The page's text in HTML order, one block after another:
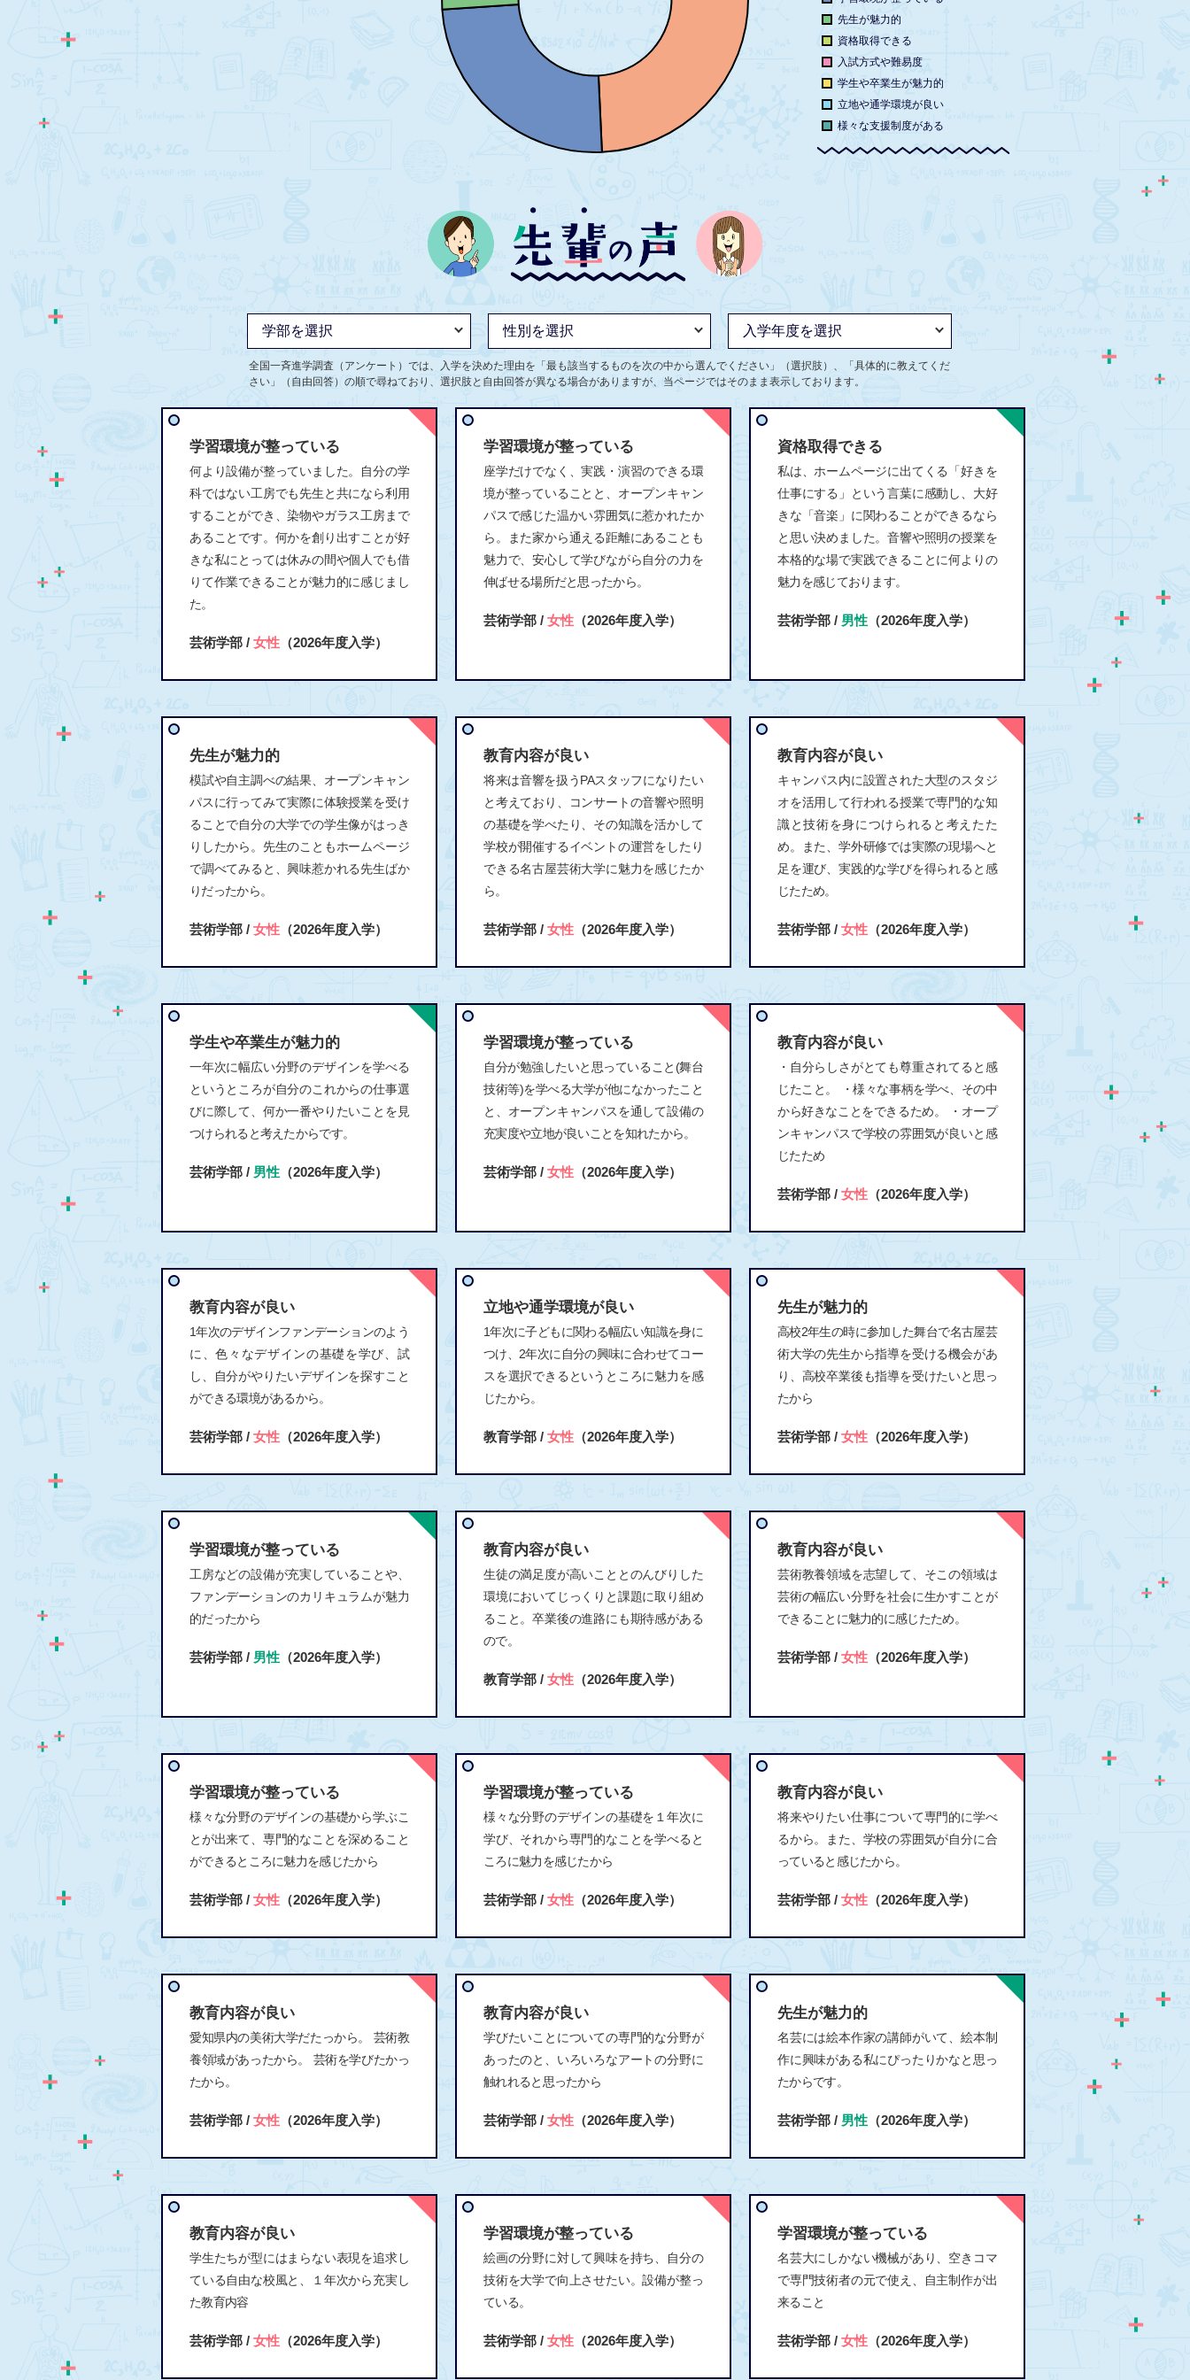
先生が魅力的
資格取得できる
入試方式や難易度
学生や卒業生が魅力的
立地や通学環境が良い
様々な支援制度がある
全国一斉進学調査（アンケート）では、入学を決めた理由を「最も該当するものを次の中から選んでください」（選択肢）、「具体的に教えてくだ
さい」（自由回答）の順で尋ねており、選択肢と自由回答が異なる場合がありますが、当ページではそのまま表示しております。
学習環境が整っている
何より設備が整っていました。自分の学
科ではない工房でも先生と共になら利用
することができ、染物やガラス工房まで
あることです。何かを創り出すことが好
きな私にとっては休みの間や個人でも借
りて作業できることが魅力的に感じまし
た。
芸術学部 / 女性 （2026年度入学）
学習環境が整っている
座学だけでなく、実践・演習のできる環
境が整っていることと、オープンキャン
パスで感じた温かい雰囲気に惹かれたか
ら。また家から通える距離にあることも
魅力で、安心して学びながら自分の力を
伸ばせる場所だと思ったから。
芸術学部 / 女性 （2026年度入学）
資格取得できる
私は、ホームページに出てくる「好きを
仕事にする」という言葉に感動し、大好
きな「音楽」に関わることができるなら
と思い決めました。音響や照明の授業を
本格的な場で実践できることに何よりの
魅力を感じております。
芸術学部 / 男性 （2026年度入学）
先生が魅力的
模試や自主調べの結果、オープンキャン
パスに行ってみて実際に体験授業を受け
ることで自分の大学での学生像がはっき
りしたから。先生のこともホームページ
で調べてみると、興味惹かれる先生ばか
りだったから。
芸術学部 / 女性 （2026年度入学）
教育内容が良い
将来は音響を扱うPAスタッフになりたい
と考えており、コンサートの音響や照明
の基礎を学べたり、その知識を活かして
学校が開催するイベントの運営をしたり
できる名古屋芸術大学に魅力を感じたか
ら。
芸術学部 / 女性 （2026年度入学）
教育内容が良い
キャンパス内に設置された大型のスタジ
オを活用して行われる授業で専門的な知
識と技術を身につけられると考えたた
め。また、学外研修では実際の現場へと
足を運び、実践的な学びを得られると感
じたため。
芸術学部 / 女性 （2026年度入学）
学生や卒業生が魅力的
一年次に幅広い分野のデザインを学べる
というところが自分のこれからの仕事選
びに際して、何か一番やりたいことを見
つけられると考えたからです。
芸術学部 / 男性 （2026年度入学）
学習環境が整っている
自分が勉強したいと思っていること(舞台
技術等)を学べる大学が他になかったこと
と、オープンキャンパスを通して設備の
充実度や立地が良いことを知れたから。
芸術学部 / 女性 （2026年度入学）
教育内容が良い
・自分らしさがとても尊重されてると感
じたこと。 ・様々な事柄を学べ、その中
から好きなことをできるため。 ・オープ
ンキャンパスで学校の雰囲気が良いと感
じたため
芸術学部 / 女性 （2026年度入学）
教育内容が良い
1年次のデザインファンデーションのよう
に、色々なデザインの基礎を学び、試
し、自分がやりたいデザインを探すこと
ができる環境があるから。
芸術学部 / 女性 （2026年度入学）
立地や通学環境が良い
1年次に子どもに関わる幅広い知識を身に
つけ、2年次に自分の興味に合わせてコー
スを選択できるというところに魅力を感
じたから。
教育学部 / 女性 （2026年度入学）
先生が魅力的
高校2年生の時に参加した舞台で名古屋芸
術大学の先生から指導を受ける機会があ
り、高校卒業後も指導を受けたいと思っ
たから
芸術学部 / 女性 （2026年度入学）
学習環境が整っている
工房などの設備が充実していることや、
ファンデーションのカリキュラムが魅力
的だったから
芸術学部 / 男性 （2026年度入学）
教育内容が良い
生徒の満足度が高いこととのんびりした
環境においてじっくりと課題に取り組め
ること。卒業後の進路にも期待感がある
ので。
教育学部 / 女性 （2026年度入学）
教育内容が良い
芸術教養領域を志望して、そこの領域は
芸術の幅広い分野を社会に生かすことが
できることに魅力的に感じたため。
芸術学部 / 女性 （2026年度入学）
学習環境が整っている
様々な分野のデザインの基礎から学ぶこ
とが出来て、専門的なことを深めること
ができるところに魅力を感じたから
芸術学部 / 女性 （2026年度入学）
学習環境が整っている
様々な分野のデザインの基礎を１年次に
学び、それから専門的なことを学べると
ころに魅力を感じたから
芸術学部 / 女性 （2026年度入学）
教育内容が良い
将来やりたい仕事について専門的に学べ
るから。また、学校の雰囲気が自分に合
っていると感じたから。
芸術学部 / 女性 （2026年度入学）
教育内容が良い
愛知県内の美術大学だたっから。 芸術教
養領域があったから。 芸術を学びたかっ
たから。
芸術学部 / 女性 （2026年度入学）
教育内容が良い
学びたいことについての専門的な分野が
あったのと、いろいろなアートの分野に
触れれると思ったから
芸術学部 / 女性 （2026年度入学）
先生が魅力的
名芸には絵本作家の講師がいて、絵本制
作に興味がある私にぴったりかなと思っ
たからです。
芸術学部 / 男性 （2026年度入学）
教育内容が良い
学生たちが型にはまらない表現を追求し
ている自由な校風と、１年次から充実し
た教育内容
芸術学部 / 女性 （2026年度入学）
学習環境が整っている
絵画の分野に対して興味を持ち、自分の
技術を大学で向上させたい。設備が整っ
ている。
芸術学部 / 女性 （2026年度入学）
学習環境が整っている
名芸大にしかない機械があり、空きコマ
で専門技術者の元で使え、自主制作が出
来ること
芸術学部 / 女性 （2026年度入学）